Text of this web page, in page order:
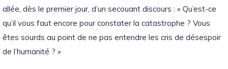
allée, dès le premier jour, d’un secouant discours : « Qu’est-ce
qu’il vous faut encore pour constater la catastrophe ? Vous
êtes sourds au point de ne pas entendre les cris de désespoir
de l’humanité ? »